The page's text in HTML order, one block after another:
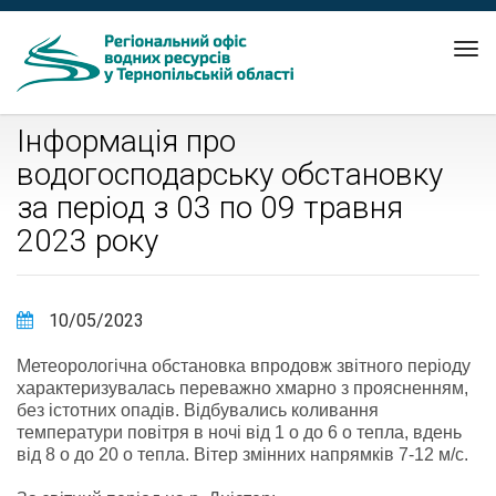
Інформація про
водогосподарську обстановку
за період з 03 по 09 травня
2023 року
10/05/2023
Метеорологічна обстановка впродовж звітного періоду
характеризувалась переважно хмарно з проясненням,
без істотних опадів. Відбувались коливання
температури повітря в ночі від 1 о до 6 о тепла, вдень
від 8 о до 20 о тепла. Вітер змінних напрямків 7-12 м/с.